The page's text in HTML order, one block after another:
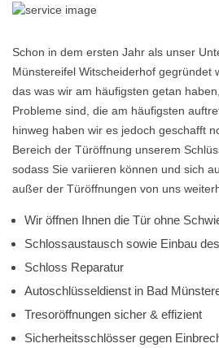
Schon in dem ersten Jahr als unser
Münstereifel Witscheiderhof gegründet
das was wir am häufigsten getan
Probleme sind, die am häufigsten
hinweg haben wir es jedoch geschafft
Bereich der Türöffnung unserem
sodass Sie variieren können und sich
außer der Türöffnungen von uns
Wir öffnen Ihnen die Tür ohne
Schlossaustausch sowie Einbau
Schloss Reparatur
Autoschlüsseldienst in Bad
Tresoröffnungen sicher & effizient
Sicherheitsschlösser gegen